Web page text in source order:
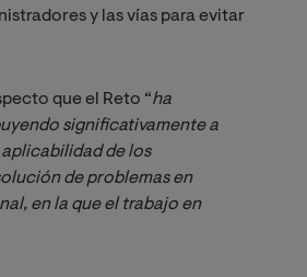
y las vías para evitar
que el Reto “ha
significativamente a
de los
de problemas en
en la que el trabajo en